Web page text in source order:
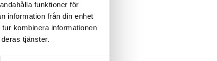
funktioner för
information från din enhet
kombinera informationen
tjänster.